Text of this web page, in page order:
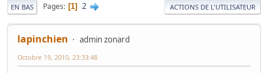
EN BAS Pages 1 2 ACTIONS DE L'UTILISATEUR
lapinchien admin zonard
Octobre 19, 2010, 23:33:48